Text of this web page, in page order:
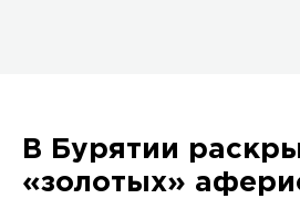
В Бурятии
«золотых»